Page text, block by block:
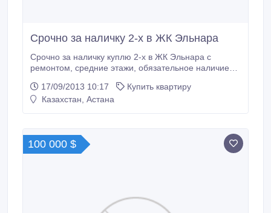
Срочно за наличку 2-х в ЖК Эльнара
Срочно за наличку куплю 2-х в ЖК Эльнара с
ремонтом, средние этажи, обязательное наличие
17/09/2013 10:17
Купить квартиру
Казахстан, Астана
100 000 $